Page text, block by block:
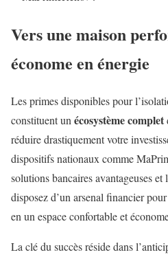
Vers une maison
économe en énergie
Les primes disponibles pour
constituent un écosystème complet
réduire drastiquement votre
dispositifs nationaux comme
solutions bancaires avantageuses
disposez d’un arsenal financier
en un espace confortable et
La clé du succès réside dans